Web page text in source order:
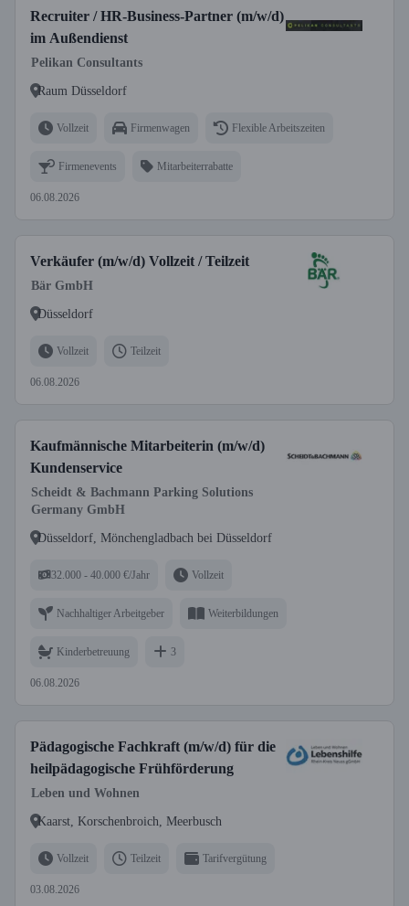
Recruiter / HR-Business-Partner (m/w/d)
im Außendienst
Pelikan Consultants
Raum Düsseldorf
Vollzeit Firmenwagen Flexible Arbeitszeiten
Firmenevents Mitarbeiterrabatte
06.08.2026
Verkäufer (m/w/d) Vollzeit / Teilzeit
Bär GmbH
Düsseldorf
Vollzeit Teilzeit
06.08.2026
Kaufmännische Mitarbeiterin (m/w/d)
Kundenservice
Scheidt & Bachmann Parking Solutions
Germany GmbH
Düsseldorf, Mönchengladbach bei Düsseldorf
32.000 - 40.000 €/Jahr Vollzeit
Nachhaltiger Arbeitgeber Weiterbildungen
Kinderbetreuung 3
06.08.2026
Pädagogische Fachkraft (m/w/d) für die
heilpädagogische Frühförderung
Leben und Wohnen
Kaarst, Korschenbroich, Meerbusch
Vollzeit Teilzeit Tarifvergütung
03.08.2026